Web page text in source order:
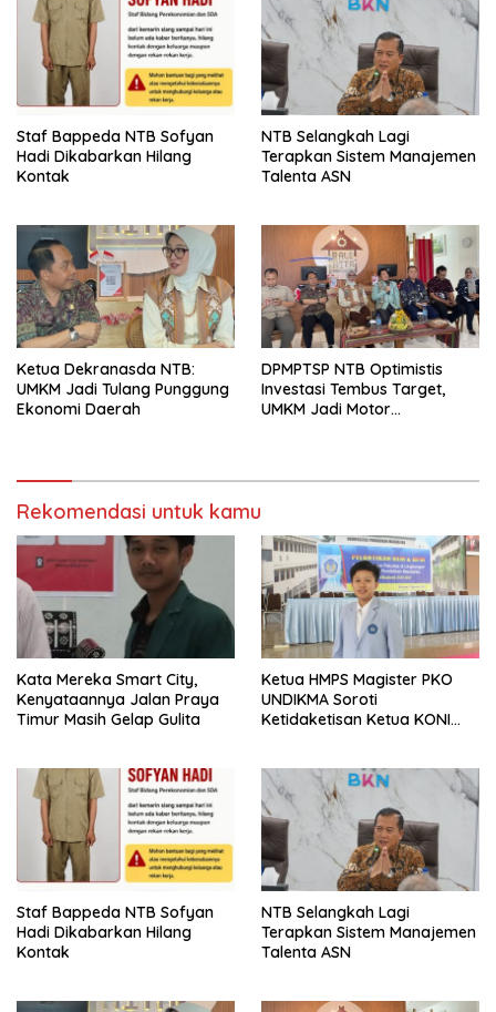
Staf Bappeda NTB Sofyan
Hadi Dikabarkan Hilang
Kontak
NTB Selangkah Lagi
Terapkan Sistem Manajemen
Talenta ASN
Ketua Dekranasda NTB:
UMKM Jadi Tulang Punggung
Ekonomi Daerah
DPMPTSP NTB Optimistis
Investasi Tembus Target,
UMKM Jadi Motor
Rekomendasi untuk kamu
Kata Mereka Smart City,
Kenyataannya Jalan Praya
Timur Masih Gelap Gulita
Ketua HMPS Magister PKO
UNDIKMA Soroti
Ketidaketisan Ketua KONI
Arena Kepentingan Sesaat
Staf Bappeda NTB Sofyan
Hadi Dikabarkan Hilang
Kontak
NTB Selangkah Lagi
Terapkan Sistem Manajemen
Talenta ASN